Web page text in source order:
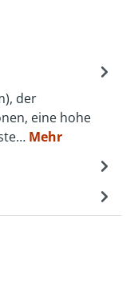
der
eine hohe
Mehr